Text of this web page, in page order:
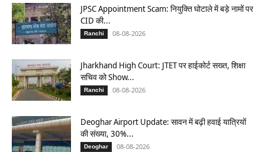
JPSC Appointment Scam: नियुक्ति घोटाले में बड़े नामों पर
CID की...
Ranchi 08-08-2026
Jharkhand High Court: JTET पर हाईकोर्ट सख्त, शिक्षा
सचिव को Show...
Ranchi 08-08-2026
Deoghar Airport Update: सावन में बढ़ी हवाई यात्रियों
की संख्या, 30%...
Deoghar 08-08-2026